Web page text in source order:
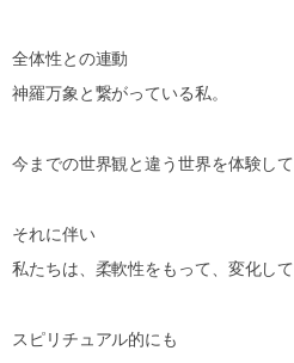
全体性との連動
神羅万象と繋がっている私。
今までの世界観と違う世界を体験し
それに伴い
私たちは、柔軟性をもって、変化し
スピリチュアル的にも